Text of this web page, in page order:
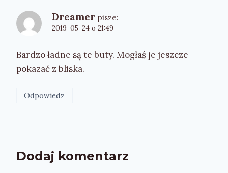
Dreamer pisze:
2019-05-24 o 21:49
Bardzo ładne są te buty. Mogłaś je jeszcze
pokazać z bliska.
Odpowiedz
Dodaj komentarz